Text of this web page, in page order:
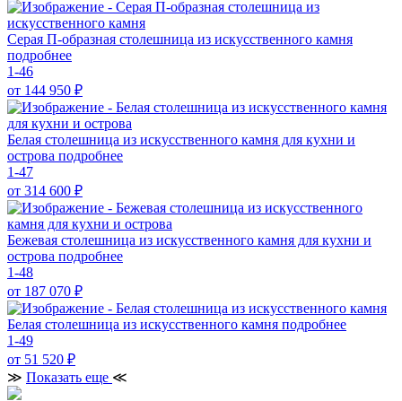
Серая П-образная столешница из искусственного камня
подробнее
1-46
от 144 950 ₽
Белая столешница из искусственного камня для кухни и
острова подробнее
1-47
от 314 600 ₽
Бежевая столешница из искусственного камня для кухни и
острова подробнее
1-48
от 187 070 ₽
Белая столешница из искусственного камня подробнее
1-49
от 51 520 ₽
≫ Показать еще ≪